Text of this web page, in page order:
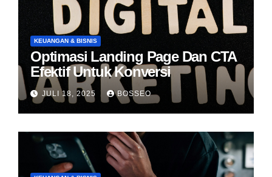
KEUANGAN & BISNIS
Optimasi Landing Page Dan CTA
Efektif Untuk Konversi
JULI 18, 2025 BOSSEO